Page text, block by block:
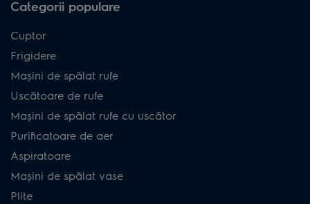
Categorii populare
Cuptor
Frigidere
Mașini de spălat rufe
Uscătoare de rufe
Mașini de spălat rufe cu uscător
Purificatoare de aer
Aspiratoare
Mașini de spălat vase
Plite